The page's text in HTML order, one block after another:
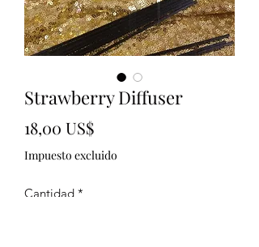
Strawberry Diffuser
18,00 US$Precio
Impuesto excluido
Cantidad *